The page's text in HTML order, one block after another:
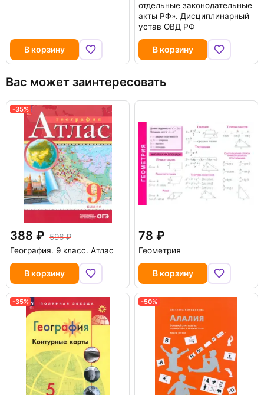
В корзину
отдельные законодательные
акты РФ». Дисциплинарный
устав ОВД РФ
В корзину
Вас может заинтересовать
-35%
388
596
География. 9 класс. Атлас
В корзину
78
Геометрия
В корзину
-35% -50%